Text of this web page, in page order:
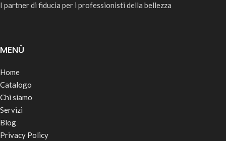
I partner di fiducia per i professionisti della bellezza
MENÙ
Home
Catalogo
Chi siamo
Servizi
Blog
Privacy Policy